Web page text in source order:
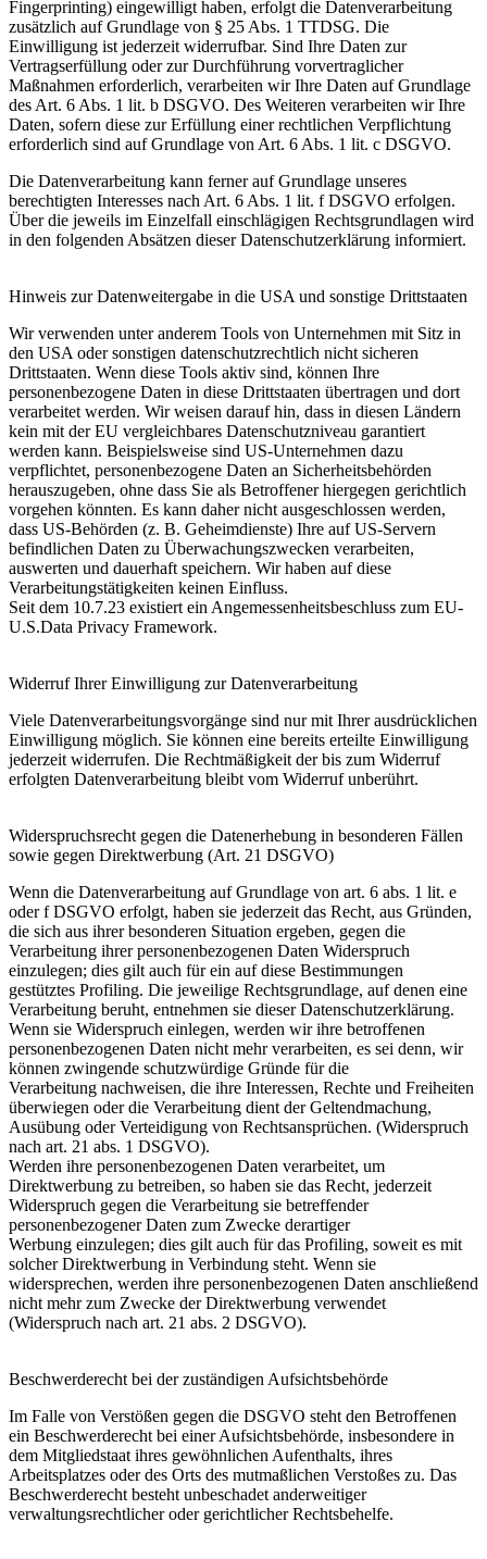
Fingerprinting) eingewilligt haben, erfolgt die Datenverarbeitung
zusätzlich auf Grundlage von § 25 Abs. 1 TTDSG. Die
Einwilligung ist jederzeit widerrufbar. Sind Ihre Daten zur
Vertragserfüllung oder zur Durchführung vorvertraglicher
Maßnahmen erforderlich, verarbeiten wir Ihre Daten auf Grundlage
des Art. 6 Abs. 1 lit. b DSGVO. Des Weiteren verarbeiten wir Ihre
Daten, sofern diese zur Erfüllung einer rechtlichen Verpflichtung
erforderlich sind auf Grundlage von Art. 6 Abs. 1 lit. c DSGVO.
Die Datenverarbeitung kann ferner auf Grundlage unseres
berechtigten Interesses nach Art. 6 Abs. 1 lit. f DSGVO erfolgen.
Über die jeweils im Einzelfall einschlägigen Rechtsgrundlagen wird
in den folgenden Absätzen dieser Datenschutzerklärung informiert.
Hinweis zur Datenweitergabe in die USA und sonstige Drittstaaten
Wir verwenden unter anderem Tools von Unternehmen mit Sitz in
den USA oder sonstigen datenschutzrechtlich nicht sicheren
Drittstaaten. Wenn diese Tools aktiv sind, können Ihre
personenbezogene Daten in diese Drittstaaten übertragen und dort
verarbeitet werden. Wir weisen darauf hin, dass in diesen Ländern
kein mit der EU vergleichbares Datenschutzniveau garantiert
werden kann. Beispielsweise sind US-Unternehmen dazu
verpflichtet, personenbezogene Daten an Sicherheitsbehörden
herauszugeben, ohne dass Sie als Betroffener hiergegen gerichtlich
vorgehen könnten. Es kann daher nicht ausgeschlossen werden,
dass US-Behörden (z. B. Geheimdienste) Ihre auf US-Servern
befindlichen Daten zu Überwachungszwecken verarbeiten,
auswerten und dauerhaft speichern. Wir haben auf diese
Verarbeitungstätigkeiten keinen Einfluss.
Seit dem 10.7.23 existiert ein Angemessenheitsbeschluss zum EU-
U.S.Data Privacy Framework.
Widerruf Ihrer Einwilligung zur Datenverarbeitung
Viele Datenverarbeitungsvorgänge sind nur mit Ihrer ausdrücklichen
Einwilligung möglich. Sie können eine bereits erteilte Einwilligung
jederzeit widerrufen. Die Rechtmäßigkeit der bis zum Widerruf
erfolgten Datenverarbeitung bleibt vom Widerruf unberührt.
Widerspruchsrecht gegen die Datenerhebung in besonderen Fällen
sowie gegen Direktwerbung (Art. 21 DSGVO)
Wenn die Datenverarbeitung auf Grundlage von art. 6 abs. 1 lit. e
oder f DSGVO erfolgt, haben sie jederzeit das Recht, aus Gründen,
die sich aus ihrer besonderen Situation ergeben, gegen die
Verarbeitung ihrer personenbezogenen Daten Widerspruch
einzulegen; dies gilt auch für ein auf diese Bestimmungen
gestütztes Profiling. Die jeweilige Rechtsgrundlage, auf denen eine
Verarbeitung beruht, entnehmen sie dieser Datenschutzerklärung.
Wenn sie Widerspruch einlegen, werden wir ihre betroffenen
personenbezogenen Daten nicht mehr verarbeiten, es sei denn, wir
können zwingende schutzwürdige Gründe für die
Verarbeitung nachweisen, die ihre Interessen, Rechte und Freiheiten
überwiegen oder die Verarbeitung dient der Geltendmachung,
Ausübung oder Verteidigung von Rechtsansprüchen. (Widerspruch
nach art. 21 abs. 1 DSGVO).
Werden ihre personenbezogenen Daten verarbeitet, um
Direktwerbung zu betreiben, so haben sie das Recht, jederzeit
Widerspruch gegen die Verarbeitung sie betreffender
personenbezogener Daten zum Zwecke derartiger
Werbung einzulegen; dies gilt auch für das Profiling, soweit es mit
solcher Direktwerbung in Verbindung steht. Wenn sie
widersprechen, werden ihre personenbezogenen Daten anschließend
nicht mehr zum Zwecke der Direktwerbung verwendet
(Widerspruch nach art. 21 abs. 2 DSGVO).
Beschwerderecht bei der zuständigen Aufsichtsbehörde
Im Falle von Verstößen gegen die DSGVO steht den Betroffenen
ein Beschwerderecht bei einer Aufsichtsbehörde, insbesondere in
dem Mitgliedstaat ihres gewöhnlichen Aufenthalts, ihres
Arbeitsplatzes oder des Orts des mutmaßlichen Verstoßes zu. Das
Beschwerderecht besteht unbeschadet anderweitiger
verwaltungsrechtlicher oder gerichtlicher Rechtsbehelfe.